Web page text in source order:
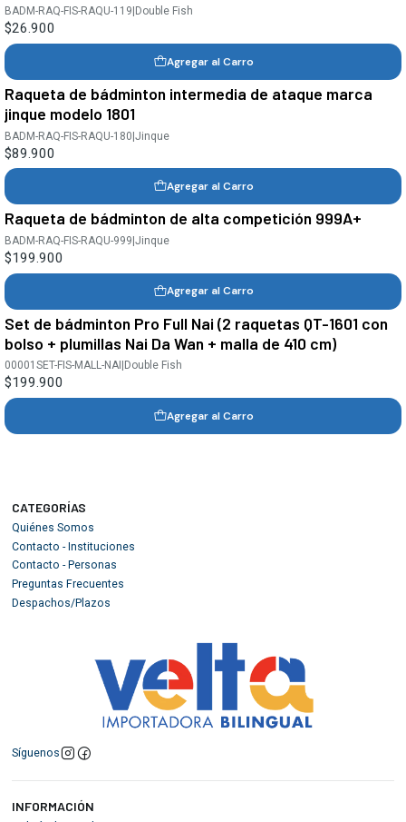
BADM-RAQ-FIS-RAQU-119 Double Fish
$26.900
Agregar al Carro
Raqueta de bádminton intermedia de ataque marca
jinque modelo 1801
BADM-RAQ-FIS-RAQU-180|Jinque
$89.900
Agregar al Carro
Raqueta de bádminton de alta competición 999A+
BADM-RAQ-FIS-RAQU-999 |Jinque
$199.900
Agregar al Carro
Set de bádminton Pro Full Nai (2 raquetas QT-1601 con
bolso + plumillas Nai Da Wan + malla de 410 cm)
00001SET-FIS-MALL-NAI Double Fish
$199.900
Agregar al Carro
CATEGORÍAS
Quiénes Somos
Contacto - Instituciones
Contacto - Personas
Preguntas Frecuentes
Despachos/Plazos
Síguenos
INFORMACIÓN